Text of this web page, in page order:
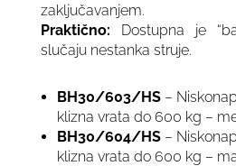
zaključavanjem.
Praktično: Dostupna je
slučaju nestanka struje.
BH30/603/HS –
klizna vrata do 600 kg –
BH30/604/HS –
klizna vrata do 600 kg –